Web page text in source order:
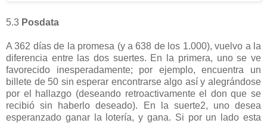
5.3 Posdata
A 362 días de la promesa (y a 638 de los 1.000), vuelvo a la
diferencia entre las dos suertes. En la primera, uno se ve
favorecido inesperadamente; por ejemplo, encuentra un
billete de 50 sin esperar encontrarse algo así y alegrándose
por el hallazgo (deseando retroactivamente el don que se
recibió sin haberlo deseado). En la suerte2, uno desea
esperanzado ganar la lotería, y gana. Si por un lado esta